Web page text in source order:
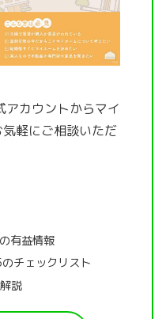
アカウントからマイ
軽にご相談いただ
有益情報
チェックリスト
説